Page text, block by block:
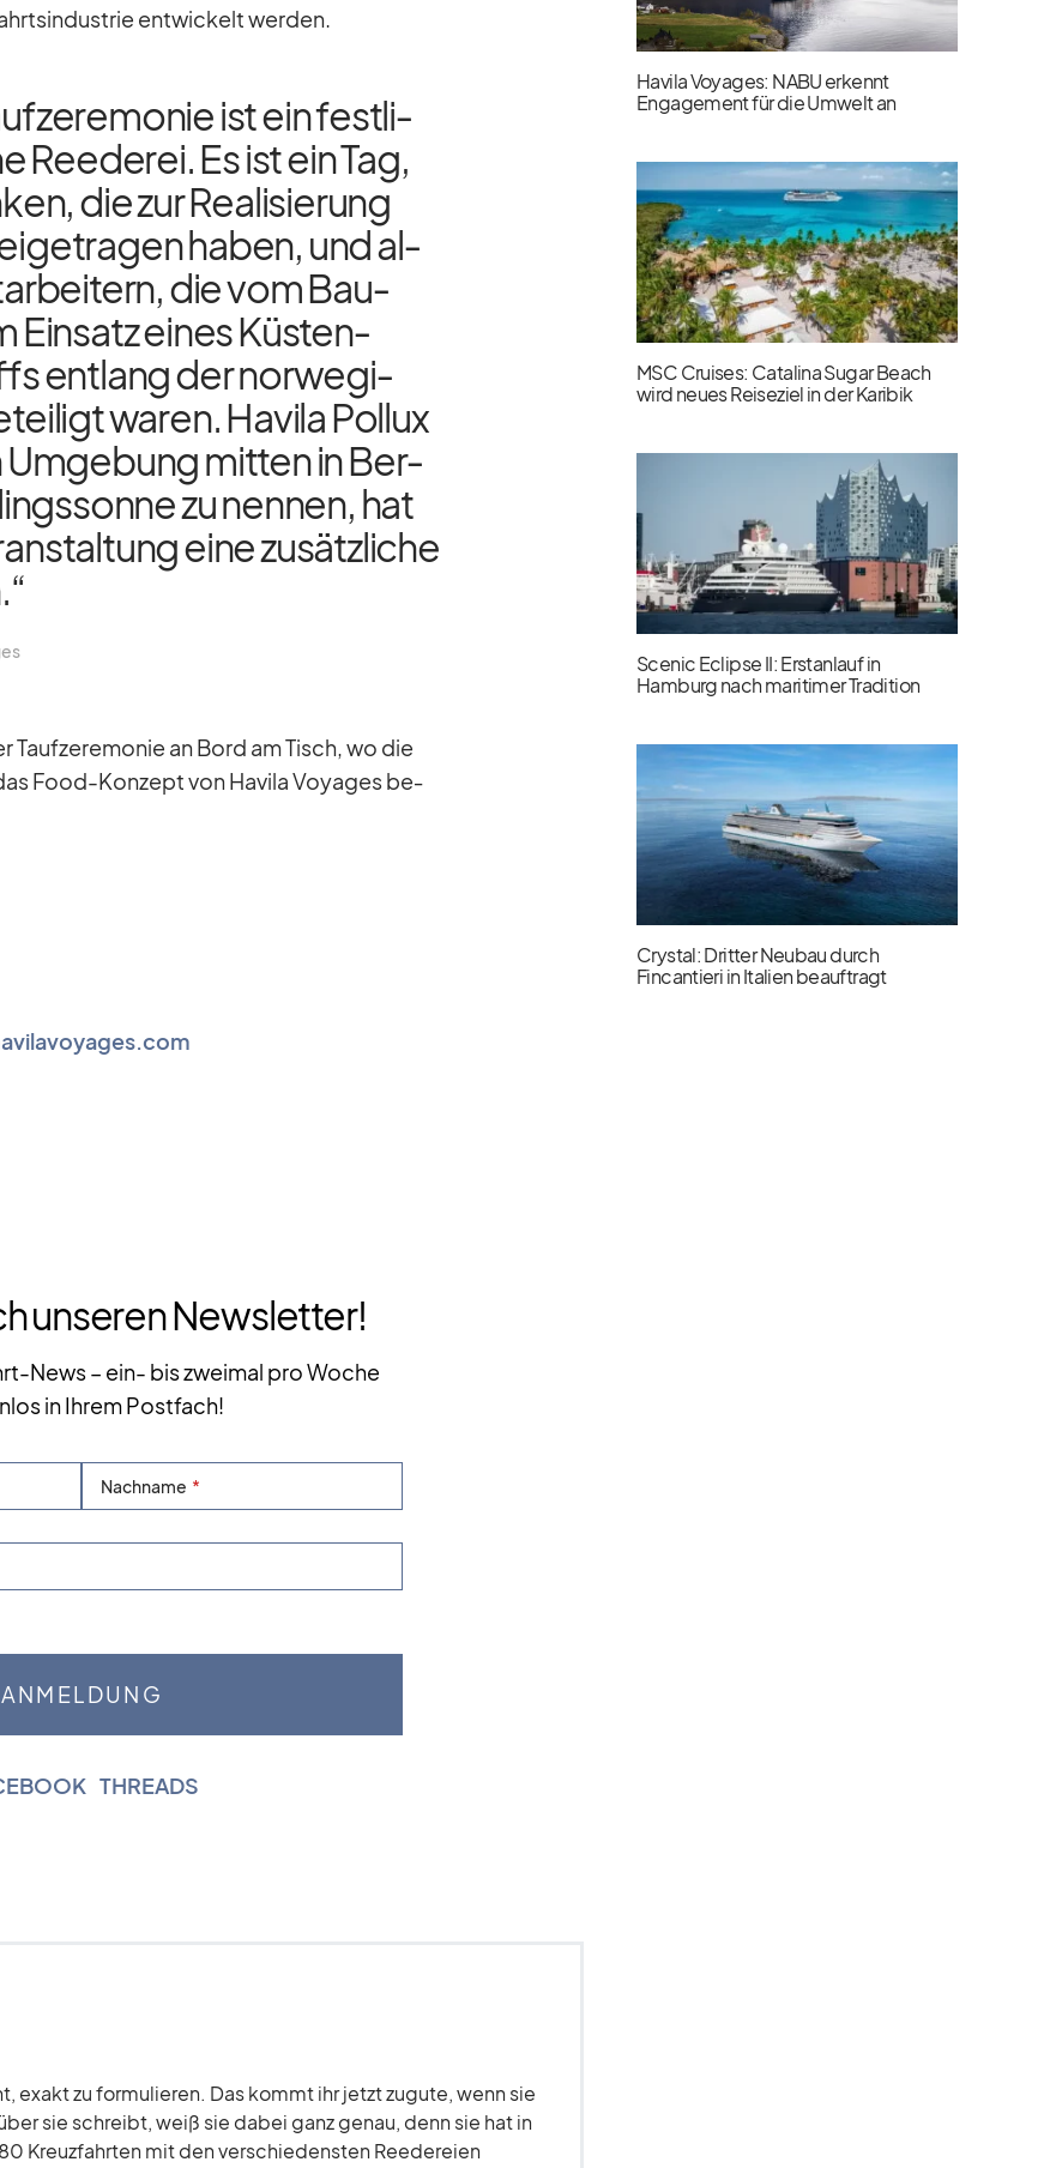
ent­wi­ckelt wer­den.
ist ein fest­li­
Ree­de­rei. Es ist ein Tag,
die zur Rea­li­sie­rung
ha­ben, und al­
die vom Bau­
Ein­satz ei­nes Küs­ten­
ent­lang der nor­we­gi­
wa­ren. Ha­vila Pol­lux
Um­ge­bung mit­ten in Ber­
zu nen­nen, hat
eine zu­sätz­li­che
an Bord am Tisch, wo die
Food-Kon­zept von Ha­vila Voy­a­ges be­
unseren Newsletter!
News – ein- bis zweimal pro Woche
in Ihrem Postfach!
Nachname
|THREADS
exakt zu formulieren. Das kommt ihr jetzt zugute, wenn sie
sie schreibt, weiß sie dabei ganz genau, denn sie hat in
Kreuzfahrten mit den verschiedensten Reedereien
Havila Voyages: NABU erkennt
Engagement für die Umwelt an
MSC Cruises: Catalina Sugar Beach
wird neues Reiseziel in der Karibik
Scenic Eclipse II: Erstanlauf in
Hamburg nach maritimer Tradition
Crystal: Dritter Neubau durch
Fincantieri in Italien beauftragt